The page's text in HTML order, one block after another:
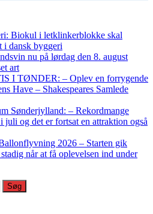
Biokul i letklinkerblokke skal
i dansk byggeri
nu på lørdag den 8. august
art
I TØNDER: – Oplev en forrygende
Have – Shakespeares Samlede
Sønderjylland: – Rekordmange
juli og det er fortsat en attraktion også
2026 – Starten gik
når at få oplevelsen ind under